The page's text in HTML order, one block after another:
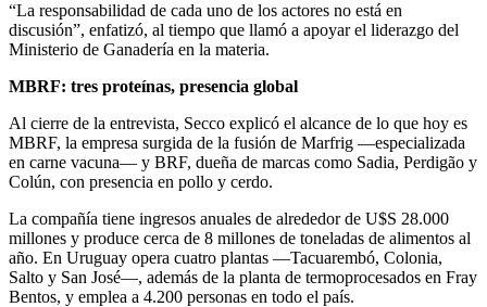
“La responsabilidad de cada uno de los actores no está en
discusión”, enfatizó, al tiempo que llamó a apoyar el liderazgo del
Ministerio de Ganadería en la materia.
MBRF: tres proteínas, presencia global
Al cierre de la entrevista, Secco explicó el alcance de lo que hoy es
MBRF, la empresa surgida de la fusión de Marfrig —especializada
en carne vacuna— y BRF, dueña de marcas como Sadia, Perdigão y
Colún, con presencia en pollo y cerdo.
La compañía tiene ingresos anuales de alrededor de U$S 28.000
millones y produce cerca de 8 millones de toneladas de alimentos al
año. En Uruguay opera cuatro plantas —Tacuarembó, Colonia,
Salto y San José—, además de la planta de termoprocesados en Fray
Bentos, y emplea a 4.200 personas en todo el país.